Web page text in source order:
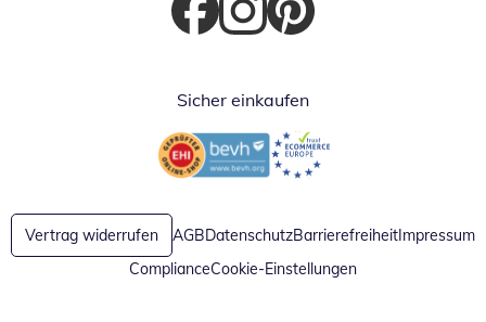
Öffnet in neuem Fenster
Öffnet in neuem Fenster
Öffnet in neuem Fenster
Sicher einkaufen
Öffnet in neuem FensterÖffnet in neuem Fenster
Vertrag widerrufen AGBDatenschutzBarrierefreiheitImpressum
ComplianceCookie-Einstellungen